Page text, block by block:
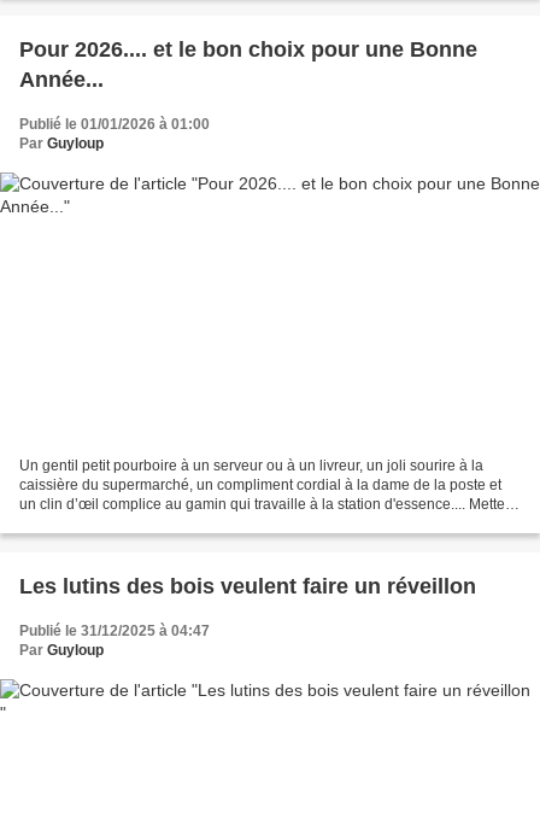
Pour 2026.... et le bon choix pour une Bonne
Année...
Publié le 01/01/2026 à 01:00
Par Guyloup
Un gentil petit pourboire à un serveur ou à un livreur, un joli sourire à la
caissière du supermarché, un compliment cordial à la dame de la poste et
un clin d’œil complice au gamin qui travaille à la station d'essence.... Mettez-
Les lutins des bois veulent faire un réveillon
Publié le 31/12/2025 à 04:47
Par Guyloup